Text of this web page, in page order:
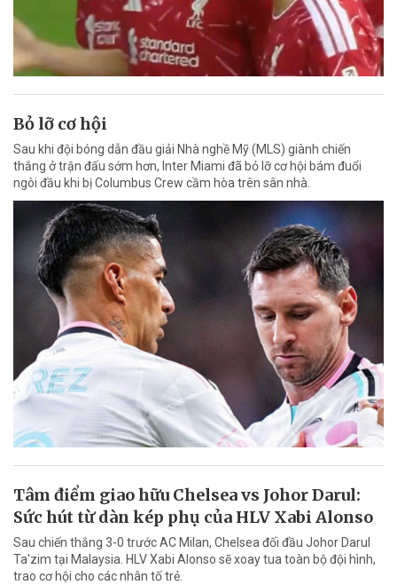
Bỏ lỡ cơ hội
Sau khi đội bóng dẫn đầu giải Nhà nghề Mỹ (MLS) giành chiến
thắng ở trận đấu sớm hơn, Inter Miami đã bỏ lỡ cơ hội bám đuổi
ngôi đầu khi bị Columbus Crew cầm hòa trên sân nhà.
Tâm điểm giao hữu Chelsea vs Johor Darul:
Sức hút từ dàn kép phụ của HLV Xabi Alonso
Sau chiến thắng 3-0 trước AC Milan, Chelsea đối đầu Johor Darul
Ta'zim tại Malaysia. HLV Xabi Alonso sẽ xoay tua toàn bộ đội hình,
trao cơ hội cho các nhân tố trẻ.